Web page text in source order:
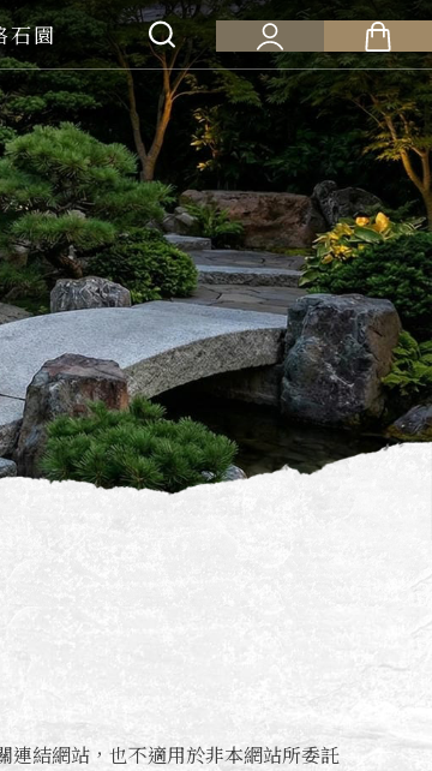
石園
連結網站，也不適用於非本網站所委託